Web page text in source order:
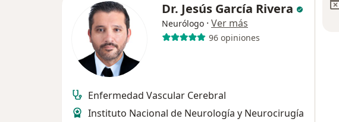
Dr. Jesús García Rivera
Neurólogo · Ver más
96 opiniones
Enfermedad Vascular Cerebral
Instituto Nacional de Neurología y Neurocirugía